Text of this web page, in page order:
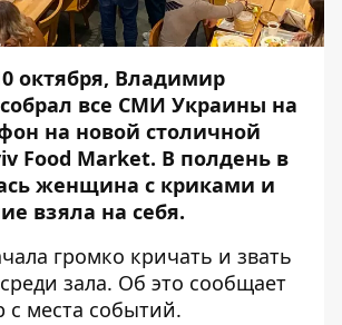
октября, Владимир
все СМИ Украины на
на новой столичной
Food Market. В полдень в
женщина с криками и
взяла на себя.
громко кричать и звать
зала. Об это сообщает
с места событий.